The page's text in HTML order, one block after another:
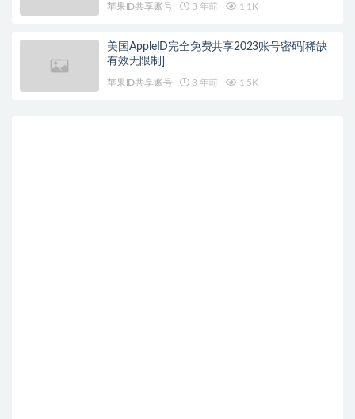
苹果ID共享账号 3 年前 1.1K
美国AppleID完全免费共享2023账号密码[稀缺
有效无限制]
苹果ID共享账号 3 年前 1.5K